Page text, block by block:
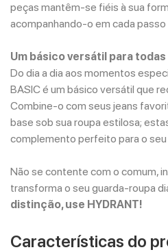
peças mantêm-se fiéis à sua
acompanhando-o em cada passo
Um básico versátil para
Do dia a dia aos momentos
BASIC é um básico versátil que
Combine-o com seus jeans
base sob sua roupa estilosa;
complemento perfeito para o
Não se contente com o comum,
transforma o seu guarda-roupa
distinção, use HYDRANT!
Características do